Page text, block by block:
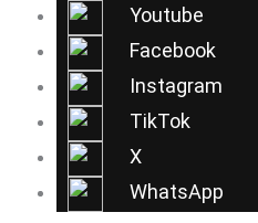
Youtube
Facebook
Instagram
TikTok
X
WhatsApp
contenido